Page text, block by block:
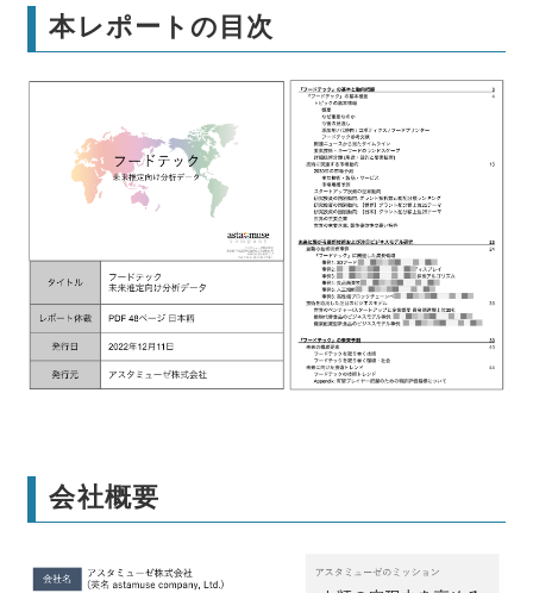
本レポートの目次
会社概要